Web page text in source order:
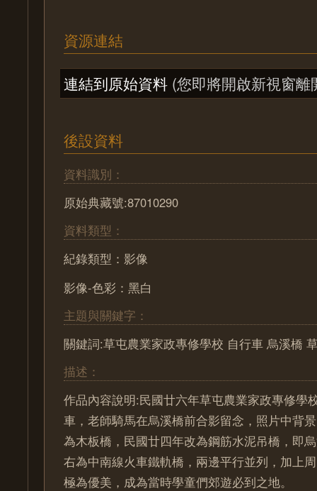
資源連結
連結到原始資料 (您即將開啟新視窗離
後設資料
資料識別：
原始典藏號:87010290
資料類型：
紀錄類型：影像
影像-色彩：黑白
主題與關鍵字：
關鍵詞:草屯農業家政專修學校 自行車 烏溪橋
描述：
作品內容說明:民國廿六年草屯農業家政專修學
車，老師騎馬在烏溪橋前合影留念，照片中背
為木板橋，民國廿四年改為鋼筋水泥吊橋，即
右為中南線火車鐵軌橋，兩邊平行並列，加上
極為優美，成為當時學童們郊遊必到之地。